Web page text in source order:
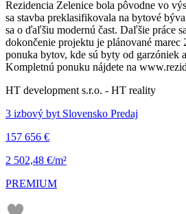
Rezidencia Zelenice bola pôvodne vo
sa stavba preklasifikovala na bytové
sa o ďaľšiu modernú čast. Daľšie práce
dokončenie projektu je plánované marec
ponuka bytov, kde sú byty od garzóniek
Kompletnú ponuku nájdete na
HT development s.r.o. - HT reality
3 izbový byt Slovensko Predaj
157 656 €
2 502,48 €/m²
PREMIUM